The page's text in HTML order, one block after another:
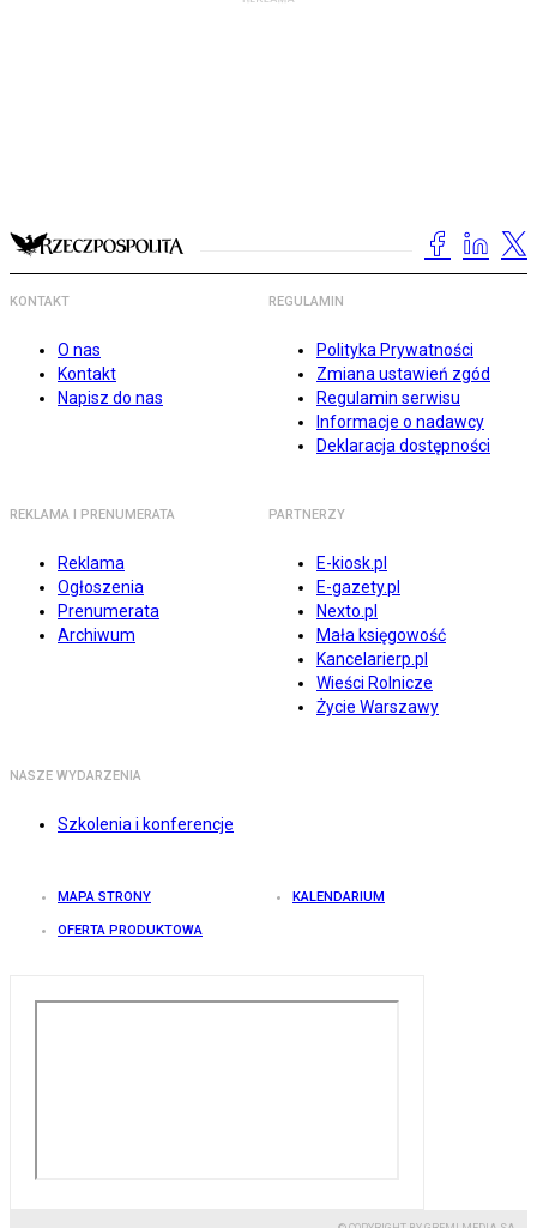
KONTAKT
O nas
Kontakt
Napisz do nas
REGULAMIN
Polityka Prywatności
Zmiana ustawień zgód
Regulamin serwisu
Informacje o nadawcy
Deklaracja dostępności
REKLAMA I PRENUMERATA
Reklama
Ogłoszenia
Prenumerata
Archiwum
PARTNERZY
E-kiosk.pl
E-gazety.pl
Nexto.pl
Mała księgowość
Kancelarierp.pl
Wieści Rolnicze
Życie Warszawy
NASZE WYDARZENIA
Szkolenia i konferencje
MAPA STRONY KALENDARIUM
OFERTA PRODUKTOWA